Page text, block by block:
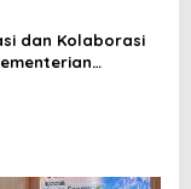
dan Kolaborasi